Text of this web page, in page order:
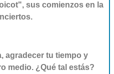
sus comienzos en la
agradecer tu tiempo y
medio. ¿Qué tal estás?